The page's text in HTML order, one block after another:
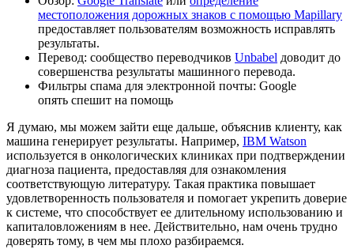
местоположения дорожных знаков с помощью Mapillary
предоставляет пользователям возможность исправлять
результаты.
Перевод: сообщество переводчиков Unbabel доводит до
совершенства результаты машинного перевода.
Фильтры спама для электронной почты: Google
опять спешит на помощь
Я думаю, мы можем зайти еще дальше, объяснив клиенту, как
машина генерирует результаты. Например, IBM Watson
используется в онкологических клиниках при подтверждении
диагноза пациента, предоставляя для ознакомления
соответствующую литературу. Такая практика повышает
удовлетворенность пользователя и помогает укрепить доверие
к системе, что способствует ее длительному использованию и
капиталовложениям в нее. Действительно, нам очень трудно
доверять тому, в чем мы плохо разбираемся.